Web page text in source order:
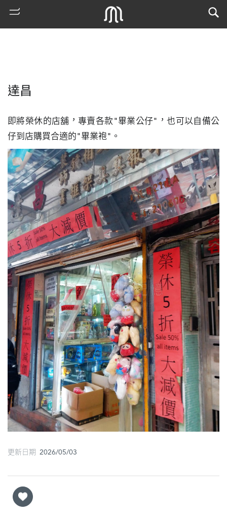
熱
門
搜
索
地
圖
媽
閣
士
教
街
市
達昌
即將榮休的店舖，專賣各款"畢業公仔"，也可以自備公
仔到店購買合適的"畢業袍"。
更新日期 2026/05/03